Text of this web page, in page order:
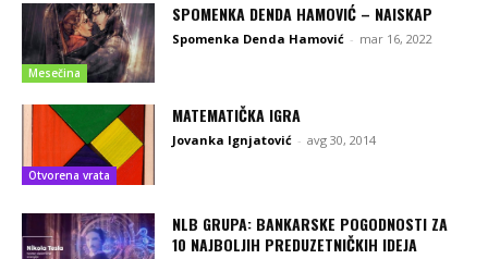
Mesečina
SPOMENKA DENDA HAMOVIĆ – NAISKAP
Spomenka Denda Hamović - mar 16, 2022
Otvorena vrata
MATEMATIČKA IGRA
Jovanka Ignjatović - avg 30, 2014
NLB GRUPA: BANKARSKE POGODNOSTI ZA
10 NAJBOLJIH PREDUZETNIČKIH IDEJA